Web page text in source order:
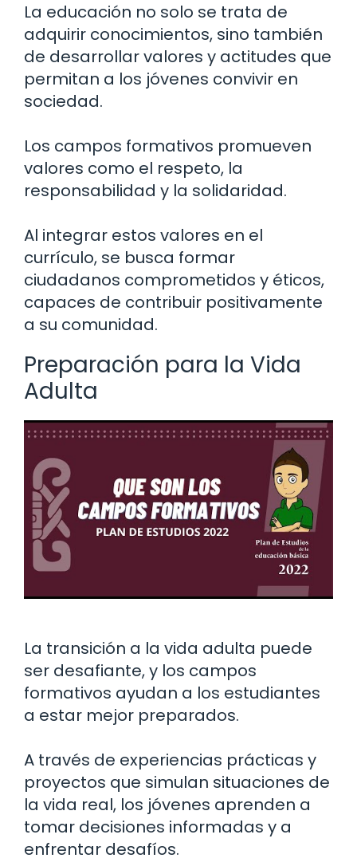
La educación no solo se trata de
adquirir conocimientos, sino también
de desarrollar valores y actitudes que
permitan a los jóvenes convivir en
sociedad.
Los campos formativos promueven
valores como el respeto, la
responsabilidad y la solidaridad.
Al integrar estos valores en el
currículo, se busca formar
ciudadanos comprometidos y éticos,
capaces de contribuir positivamente
a su comunidad.
Preparación para la Vida
Adulta
La transición a la vida adulta puede
ser desafiante, y los campos
formativos ayudan a los estudiantes
a estar mejor preparados.
A través de experiencias prácticas y
proyectos que simulan situaciones de
la vida real, los jóvenes aprenden a
tomar decisiones informadas y a
enfrentar desafíos.